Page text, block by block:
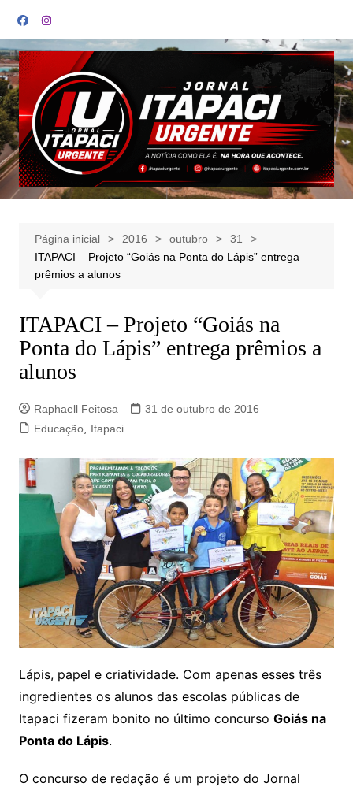
para
o
conteúdo
Página inicial 2016 outubro
31
ITAPACI – Projeto “Goiás na Ponta do Lápis” entrega
prêmios a alunos
ITAPACI – Projeto “Goiás na
Ponta do Lápis” entrega prêmios a
alunos
Raphaell Feitosa
31 de outubro de 2016
Educação, Itapaci
Lápis, papel e criatividade. Com apenas esses três
ingredientes os alunos das escolas públicas de
Itapaci fizeram bonito no último concurso Goiás na
Ponta do Lápis.
O concurso de redação é um projeto do Jornal